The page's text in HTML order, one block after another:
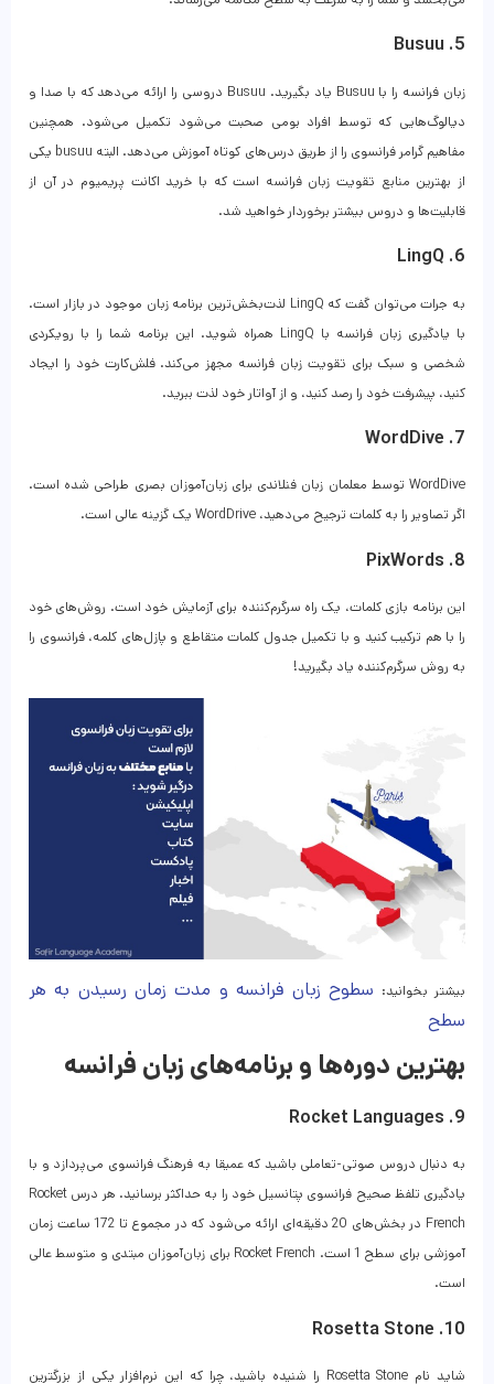
5. Busuu
زبان فرانسه را با Busuu یاد بگیرید. Busuu دروسی را ارائه می‌دهد که با صدا و
دیالوگ‌هایی که توسط افراد بومی صحبت می‌شود تکمیل می‌شود. همچنین
مفاهیم گرامر فرانسوی را از طریق درس‌های کوتاه آموزش می‌دهد. البته busuu یکی
از بهترین منابع تقویت زبان فرانسه است که با خرید اکانت پریمیوم در آن از
قابلیت‌ها و دروس بیشتر برخوردار خواهید شد.
6. LingQ
به جرات می‌توان گفت که LingQ لذت‌بخش‌ترین برنامه زبان موجود در بازار است.
با یادگیری زبان فرانسه با LingQ همراه شوید. این برنامه شما را با رویکردی
شخصی و سبک برای تقویت زبان فرانسه مجهز می‌کند. فلش‌کارت خود را ایجاد
کنید، پیشرفت خود را رصد کنید، و از آواتار خود لذت ببرید.
7. WordDive
WordDive توسط معلمان زبان فنلاندی برای زبان‌آموزان بصری طراحی شده است.
اگر تصاویر را به کلمات ترجیح می‌دهید، WordDrive یک گزینه عالی است.
8. PixWords
این برنامه بازی کلمات، یک راه سرگرم‌کننده برای آزمایش خود است. روش‌های خود
را با هم ترکیب کنید و با تکمیل جدول کلمات متقاطع و پازل‌های کلمه، فرانسوی را
به روش سرگرم‌کننده یاد بگیرید!
بیشتر بخوانید: سطوح زبان فرانسه و مدت‌ زمان رسیدن به هر
سطح
بهترین دوره‌ها و برنامه‌های زبان فرانسه
9. Rocket Languages
به دنبال دروس صوتی-تعاملی باشید که عمیقا به فرهنگ فرانسوی می‌پردازد و با
یادگیری تلفظ صحیح فرانسوی پتانسیل خود را به حداکثر برسانید. هر درس Rocket
French در بخش‌های 20 دقیقه‌ای ارائه می‌شود که در مجموع تا 172 ساعت زمان
آموزشی برای سطح 1 است. Rocket French برای زبان‌آموزان مبتدی و متوسط عالی
است.
10. Rosetta Stone
شاید نام Rosetta Stone را شنیده باشید، چرا که این نرم‌افزار یکی از بزرگترین